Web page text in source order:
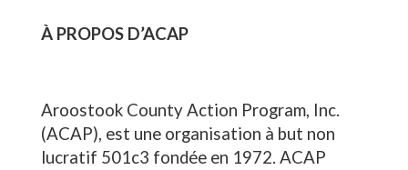
À PROPOS D’ACAP
Aroostook County Action Program, Inc.
(ACAP), est une organisation à but non
lucratif 501c3 fondée en 1972. ACAP